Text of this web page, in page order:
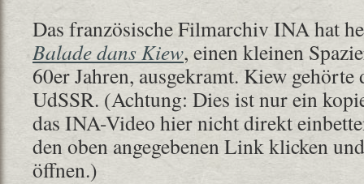
Das französische Filmarchiv INA hat
Balade dans Kiew, einen kleinen
60er Jahren, ausgekramt. Kiew
UdSSR. (Achtung: Dies ist nur ein
das INA-Video hier nicht direkt
den oben angegebenen Link klicken
öffnen.)